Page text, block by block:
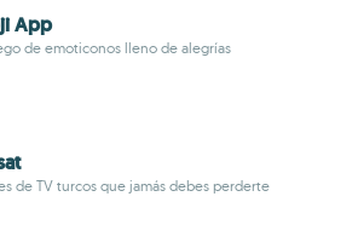
App
de emoticonos lleno de alegrías
de TV turcos que jamás debes perderte